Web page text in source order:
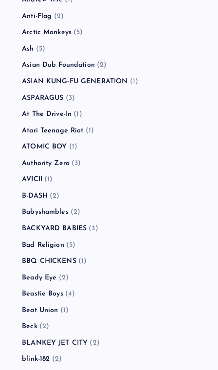
Anti-Flag (2)
Arctic Monkeys (5)
Ash (5)
Asian Dub Foundation (2)
ASIAN KUNG-FU GENERATION (1)
ASPARAGUS (3)
At The Drive-In (1)
Atari Teenage Riot (1)
ATOMIC BOY (1)
Authority Zero (3)
AVICII (1)
B-DASH (2)
Babyshambles(2)
BACKYARD BABIES (3)
Bad Religion (5)
BBQ CHICKENS(1)
Beady Eye (2)
Beastie Boys(4)
Beat Union (1)
Beck(2)
BLANKEY JET CITY (2)
blink-182 (2)